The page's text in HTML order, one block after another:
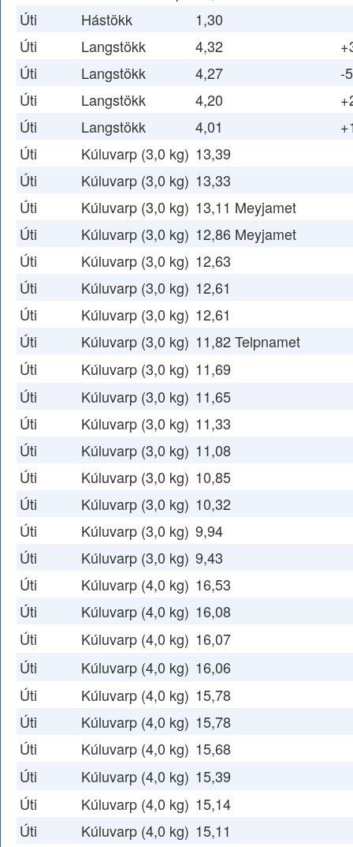
Úti
Hástökk
1,30
Úti
Langstökk 4,32
Úti
Langstökk 4,27
-
Úti
Langstökk 4,20
Úti
Langstökk 4,01
Úti
Kúluvarp (3,0 kg) 13,39
Úti
Kúluvarp (3,0 kg) 13,33
Úti
Kúluvarp (3,0 kg) 13,11 Meyjamet
Úti
Kúluvarp (3,0 kg) 12,86 Meyjamet
Úti
Kúluvarp (3,0 kg) 12,63
Úti
Kúluvarp (3,0 kg) 12,61
Úti
Kúluvarp (3,0 kg) 12,61
Úti
Kúluvarp (3,0 kg) 11,82 Telpnamet
Úti
Kúluvarp (3,0 kg) 11,69
Úti
Kúluvarp (3,0 kg) 11,65
Úti
Kúluvarp (3,0 kg) 11,33
Úti
Kúluvarp (3,0 kg) 11,08
Úti
Kúluvarp (3,0 kg) 10,85
Úti
Kúluvarp (3,0 kg) 10,32
Úti
Kúluvarp (3,0 kg) 9,94
Úti
Kúluvarp (3,0 kg) 9,43
Úti
Kúluvarp (4,0 kg) 16,53
Úti
Kúluvarp (4,0 kg) 16,08
Úti
Kúluvarp (4,0 kg) 16,07
Úti
Kúluvarp (4,0 kg) 16,06
Úti
Kúluvarp (4,0 kg) 15,78
Úti
Kúluvarp (4,0 kg) 15,78
Úti
Kúluvarp (4,0 kg) 15,68
Úti
Kúluvarp (4,0 kg) 15,39
Úti
Kúluvarp (4,0 kg) 15,14
Úti
Kúluvarp (4,0 kg) 15,11